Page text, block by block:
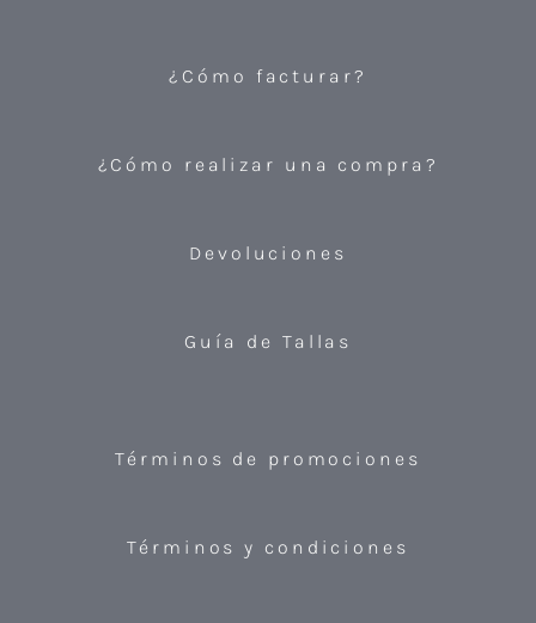
¿Cómo facturar?
¿Cómo realizar una compra?
Devoluciones
Guía de Tallas
Términos de promociones
Términos y condiciones